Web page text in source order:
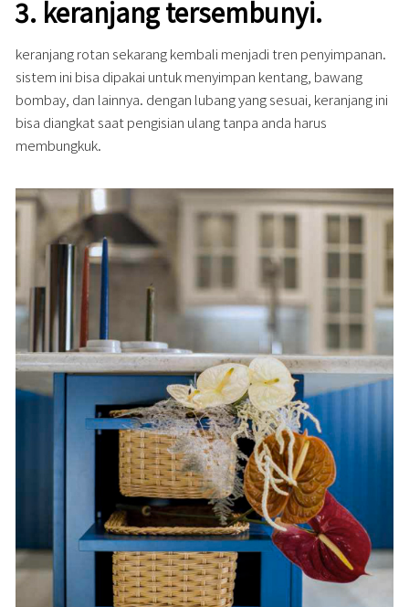
3. keranjang tersembunyi.
keranjang rotan sekarang kembali menjadi tren penyimpanan.
sistem ini bisa dipakai untuk menyimpan kentang, bawang
bombay, dan lainnya. dengan lubang yang sesuai, keranjang ini
bisa diangkat saat pengisian ulang tanpa anda harus
membungkuk.